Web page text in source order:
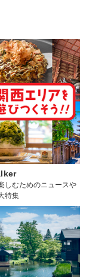
しむためのニュースや
特集